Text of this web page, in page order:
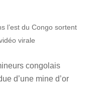
l’est du Congo sortent
virale
congolais
d’une mine d’or